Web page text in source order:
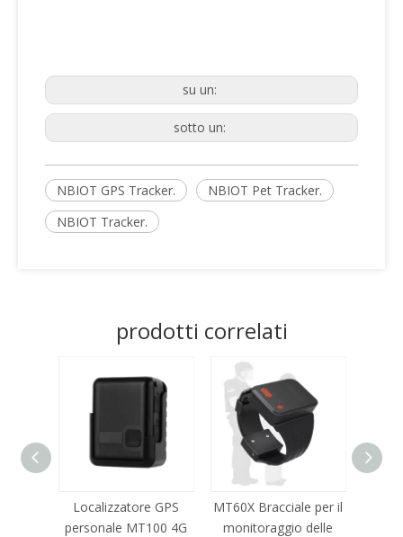
su un:
sotto un:
NBIOT GPS Tracker.
NBIOT Pet Tracker.
NBIOT Tracker.
prodotti correlati
Localizzatore GPS
personale MT100 4G
MT60X Bracciale per il
monitoraggio delle